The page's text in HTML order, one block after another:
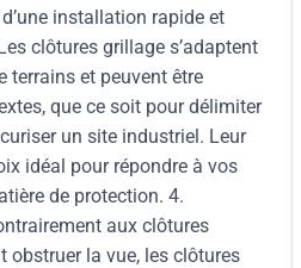
installation rapide et
clôtures grillage s’adaptent
terrains et peuvent être
que ce soit pour délimiter
un site industriel. Leur
idéal pour répondre à vos
de protection. 4.
aux clôtures
obstruer la vue, les clôtures